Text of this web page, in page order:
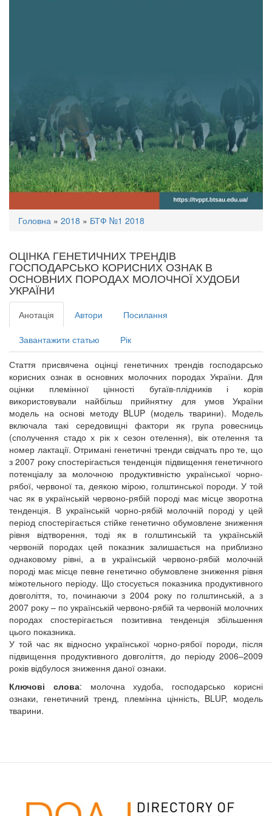
Ви
тут
Головна » 2018 » БТФ №1 2018
ОЦІНКА ГЕНЕТИЧНИХ ТРЕНДІВ
ГОСПОДАРСЬКО КОРИСНИХ ОЗНАК В
ОСНОВНИХ ПОРОДАХ МОЛОЧНОЇ ХУДОБИ
УКРАЇНИ
Анотація Автори Посилання
Завантажити статью Рік
Стаття присвячена оцінці генетичних трендів господарсько
корисних ознак в основних молочних породах України. Для
оцінки племінної цінності бугаїв-плідників і корів
використовували найбільш прийнятну для умов України
модель на основі методу BLUP (модель тварини). Модель
включала такі середовищні фактори як група ровесниць
(сполучення стадо х рік х сезон отелення), вік отелення та
номер лактації. Отримані генетичні тренди свідчать про те, що
з 2007 року спостерігається тенденція підвищення генетичного
потенціалу за молочною продуктивністю української чорно-
рябої, червоної та, деякою мірою, голштинської породи. У той
час як в українській червоно-рябій породі має місце зворотна
тенденція. В українській чорно-рябій молочній породі у цей
період спостерігається стійке генетично обумовлене зниження
рівня відтворення, тоді як в голштинській та українській
червоній породах цей показник залишається на приблизно
однаковому рівні, а в українській червоно-рябій молочній
породі має місце певне генетично обумовлене зниження рівня
міжотельного періоду. Що стосується показника продуктивного
довголіття, то, починаючи з 2004 року по голштинській, а з
2007 року – по українській червоно-рябій та червоній молочних
породах спостерігається позитивна тенденція збільшення
цього показника.
У той час як відносно української чорно-рябої породи, після
підвищення продуктивного довголіття, до періоду 2006–2009
років відбулося зниження даної ознаки.
Ключові слова: молочна худоба, господарсько корисні
ознаки, генетичний тренд, племінна цінність, BLUP, модель
тварини.